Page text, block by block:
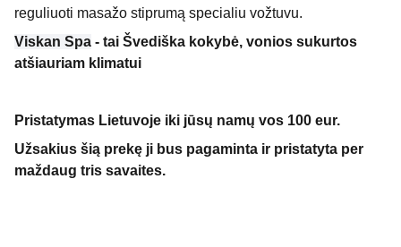
reguliuoti masažo stiprumą specialiu vožtuvu.
Viskan Spa - tai Švediška kokybė, vonios sukurtos
atšiauriam klimatui
Pristatymas Lietuvoje iki jūsų namų vos 100 eur.
Užsakius šią prekę ji bus pagaminta ir pristatyta per
maždaug tris savaites.